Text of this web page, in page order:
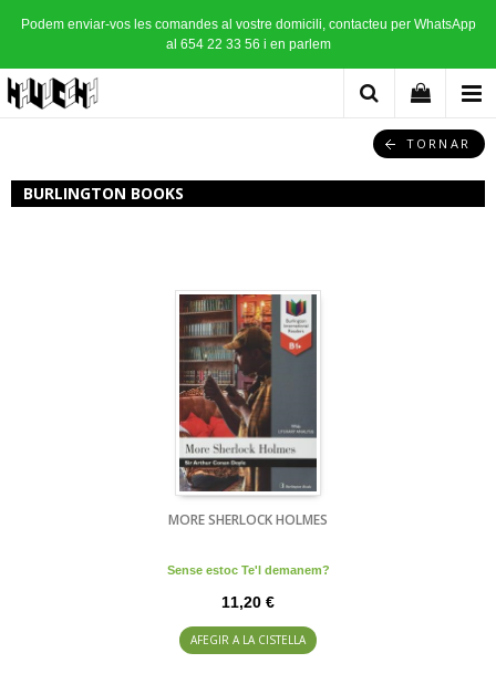
Podem enviar-vos les comandes al vostre domicili, contacteu per WhatsApp
al 654 22 33 56 i en parlem
TORNAR
BURLINGTON BOOKS
MORE SHERLOCK HOLMES
Sense estoc Te'l demanem?
11,20 €
AFEGIR A LA CISTELLA